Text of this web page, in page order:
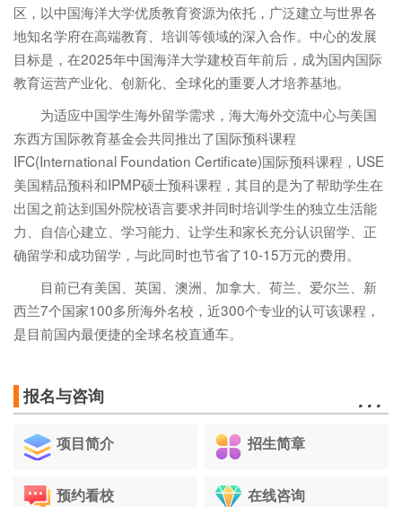
报名与咨询 …
项目简介 招生简章
预约看校 在线咨询
区，以中国海洋大学优质教育资源为依托，广泛建立与世界各
地知名学府在高端教育、培训等领域的深入合作。中心的发展
目标是，在2025年中国海洋大学建校百年前后，成为国内国际
教育运营产业化、创新化、全球化的重要人才培养基地。
为适应中国学生海外留学需求，海大海外交流中心与美国
东西方国际教育基金会共同推出了国际预科课程
IFC(International Foundation Certificate)国际预科课程，USE
美国精品预科和IPMP硕士预科课程，其目的是为了帮助学生在
出国之前达到国外院校语言要求并同时培训学生的独立生活能
力、自信心建立、学习能力、让学生和家长充分认识留学、正
确留学和成功留学，与此同时也节省了10-15万元的费用。
目前已有美国、英国、澳洲、加拿大、荷兰、爱尔兰、新
西兰7个国家100多所海外名校，近300个专业的认可该课程，
是目前国内最便捷的全球名校直通车。